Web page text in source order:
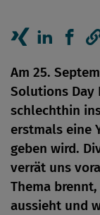
Am 25.
Solutions Day
schlechthin
erstmals eine
geben wird.
verrät uns
Thema
aussieht und